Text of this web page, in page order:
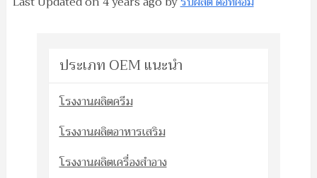
ประเภท OEM แนะนำ
โรงงานผลิตครีม
โรงงานผลิตอาหารเสริม
โรงงานผลิตเครื่องสำอาง